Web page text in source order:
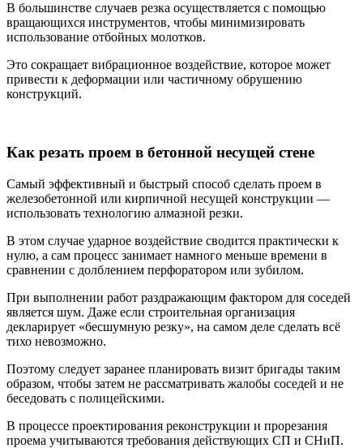
В большинстве случаев резка осуществляется с помощью
вращающихся инструментов, чтобы минимизировать
использование отбойных молотков.
Это сокращает вибрационное воздействие, которое может
привести к деформации или частичному обрушению
конструкций.
Как резать проем в бетонной несущей стене
Самый эффективный и быстрый способ сделать проем в
железобетонной или кирпичной несущей конструкции —
использовать технологию алмазной резки.
В этом случае ударное воздействие сводится практически к
нулю, а сам процесс занимает намного меньше времени в
сравнении с долблением перфоратором или зубилом.
При выполнении работ раздражающим фактором для соседей
является шум. Даже если строительная организация
декларирует «бесшумную резку», на самом деле сделать всё
тихо невозможно.
Поэтому следует заранее планировать визит бригады таким
образом, чтобы затем не рассматривать жалобы соседей и не
беседовать с полицейскими.
В процессе проектирования реконструкции и прорезания
проема учитываются требования действующих СП и СНиП.